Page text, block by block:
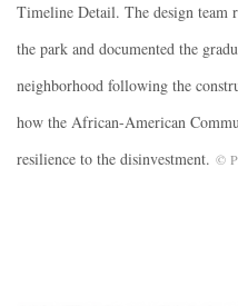
Timeline Detail. The design team
the park and documented the
neighborhood following the
how the African-American
resilience to the disinvestment. ©